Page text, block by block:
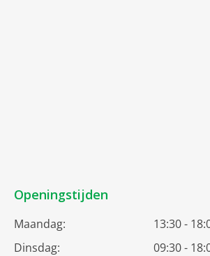
Openingstijden
Maandag:
13:30 -
Dinsdag:
09:30 -